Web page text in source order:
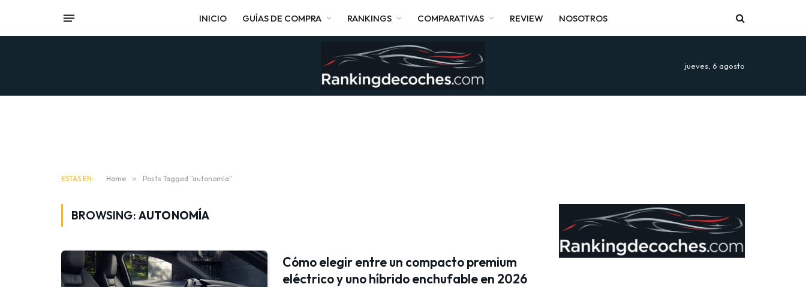
INICIO GUÍAS DE COMPRA RANKINGS COMPARATIVAS REVIEW NOSOTROS
jueves, 6 agosto
ESTÁS EN: Home » Posts Tagged "autonomía"
BROWSING: AUTONOMÍA
Cómo elegir entre un compacto premium
eléctrico y uno híbrido enchufable en 2026